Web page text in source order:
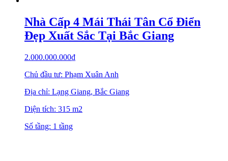
Nhà Cấp 4 Mái Thái Tân Cổ Điển
Đẹp Xuất Sắc Tại Bắc Giang
2.000.000.000₫
Chủ đầu tư: Phạm Xuân Anh
Địa chỉ: Lạng Giang, Bắc Giang
Diện tích: 315 m2
Số tầng: 1 tầng